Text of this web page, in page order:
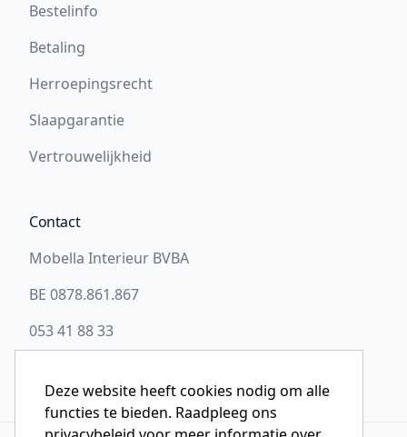
Bestelinfo
Betaling
Herroepingsrecht
Slaapgarantie
Vertrouwelijkheid
Contact
Mobella Interieur BVBA
BE 0878.861.867
053 41 88 33
Deze website heeft cookies nodig om alle
functies te bieden. Raadpleeg ons